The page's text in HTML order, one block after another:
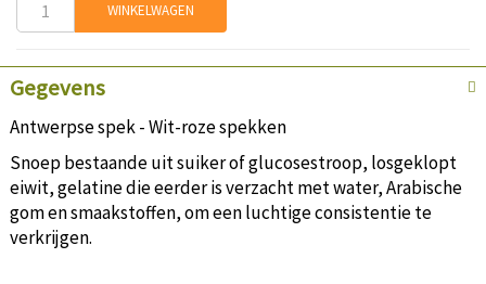
WINKELWAGEN
Gegevens
Antwerpse spek - Wit-roze spekken
Snoep bestaande uit suiker of glucosestroop, losgeklopt
eiwit, gelatine die eerder is verzacht met water, Arabische
gom en smaakstoffen, om een ​​luchtige consistentie te
verkrijgen.